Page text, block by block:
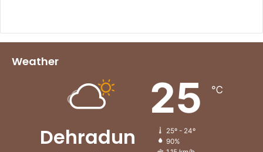
Weather
Dehradun
25 ℃
25º - 24º
90%